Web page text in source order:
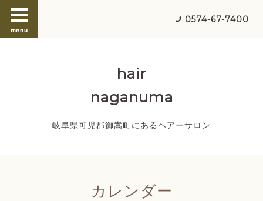
menu
0574-67-7400
hair
naganuma
岐阜県可児郡御嵩町にあるヘアーサロン
カレンダー